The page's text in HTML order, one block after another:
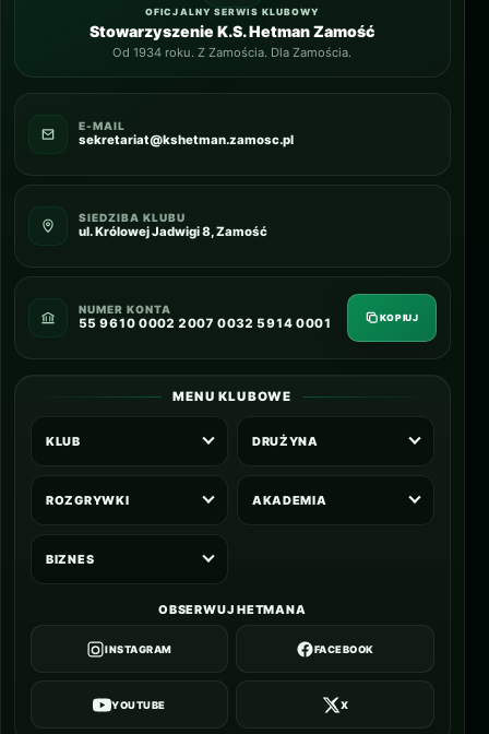
OFICJALNY SERWIS KLUBOWY
Stowarzyszenie K.S. Hetman Zamość
Od 1934 roku. Z Zamościa. Dla Zamościa.
E-MAIL
sekretariat@kshetman.zamosc.pl
SIEDZIBA KLUBU
ul. Królowej Jadwigi 8, Zamość
NUMER KONTA
55 9610 0002 2007 0032 5914 0001 KOPIUJ
MENU KLUBOWE
KLUB DRUŻYNA
ROZGRYWKI AKADEMIA
BIZNES
OBSERWUJ HETMANA
INSTAGRAM FACEBOOK
YOUTUBE X